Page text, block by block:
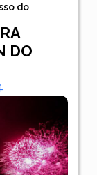
do
DO